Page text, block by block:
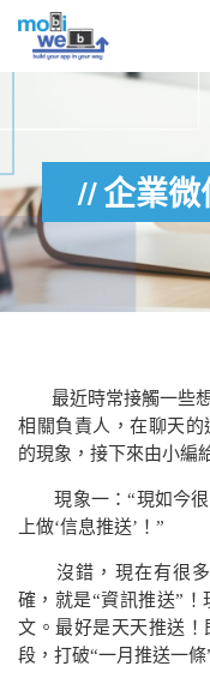
企業
最近時常接觸一些
相關負責人，在聊天
的現象，接下來由小編
現象一：“現如今很
上做‘信息推送’！”
沒錯，現在有很多
確，就是“資訊推送”
文。最好是天天推送
段，打破“一月推送一條